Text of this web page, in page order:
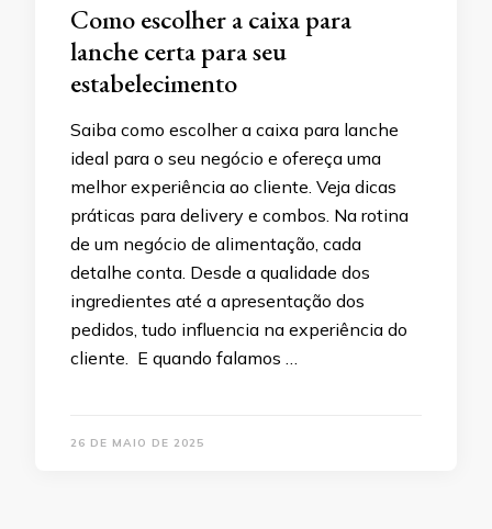
Como escolher a caixa para
lanche certa para seu
estabelecimento
Saiba como escolher a caixa para lanche
ideal para o seu negócio e ofereça uma
melhor experiência ao cliente. Veja dicas
práticas para delivery e combos. Na rotina
de um negócio de alimentação, cada
detalhe conta. Desde a qualidade dos
ingredientes até a apresentação dos
pedidos, tudo influencia na experiência do
cliente. E quando falamos …
26 DE MAIO DE 2025